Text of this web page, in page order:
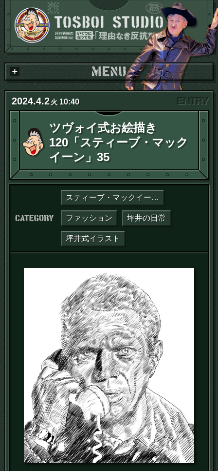
2024.4.2火 10:40
ツヴォイ式お絵描き
120「スティーブ・マック
イーン」35
カテゴリー：
スティーブ・マックイーン論
ファッション 坪井の日常
坪井式イラスト